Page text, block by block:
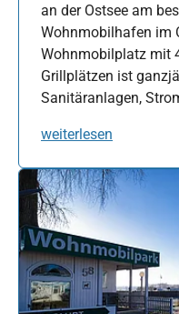
an der Ostsee am
Wohnmobilhafen im
Wohnmobilplatz mit
Grillplätzen ist
Sanitäranlagen,
weiterlesen